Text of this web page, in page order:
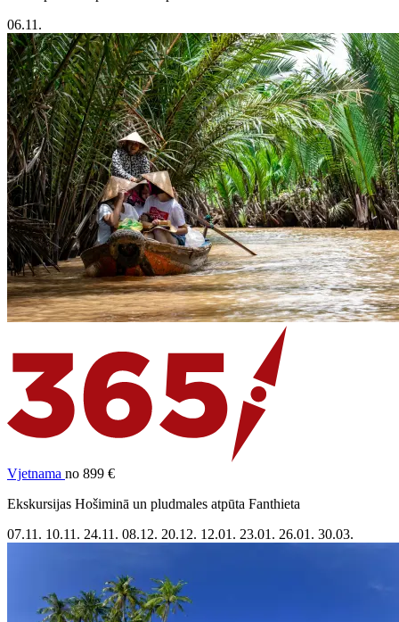
06.11.
Vjetnama no 899 €
Ekskursijas Hošiminā un pludmales atpūta Fanthieta
07.11. 10.11. 24.11. 08.12. 20.12. 12.01. 23.01. 26.01. 30.03.